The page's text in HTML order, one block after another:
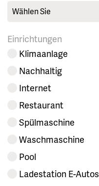
Wählen Sie
Einrichtungen
Klimaanlage
Nachhaltig
Internet
Restaurant
Spülmaschine
Waschmaschine
Pool
Ladestation E-Autos